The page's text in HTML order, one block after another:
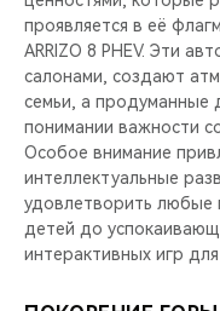
проявляется в её
ARRIZO 8 PHEV. Эти
салонами, создают
семьи, а продуманные
понимании важности
Особое внимание
интеллектуальные
удовлетворить любые
детей до
интерактивных игр для